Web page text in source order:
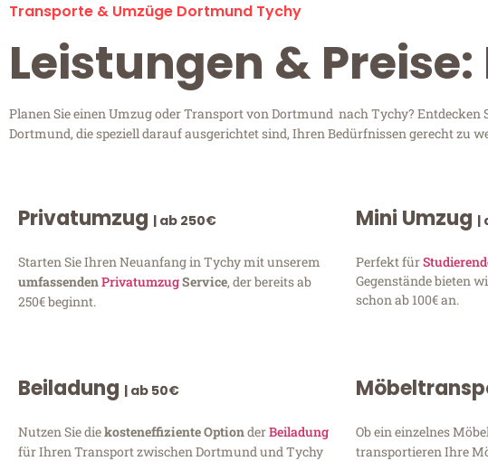
Transporte & Umzüge Dortmund Tychy
Leistungen &
Planen Sie einen Umzug oder Transport von Dortmund nach Tychy?
Dortmund, die speziell darauf ausgerichtet sind, Ihren Bedürfnissen gerecht zu
Privatumzug | ab 250€
Starten Sie Ihren Neuanfang in Tychy mit unserem
umfassendenPrivatumzugService, der bereits ab
250€ beginnt.
Mini Umzug |
Perfekt für
Gegenstände bieten
schon ab 100€ an.
Beiladung | ab 50€
Nutzen Sie diekosteneffiziente OptionderBeiladung
für Ihren Transport zwischen Dortmund und Tychy
Ob ein einzelnes
transportieren Ihre